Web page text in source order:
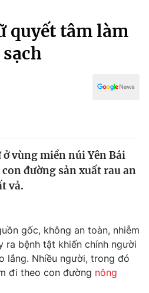
quyết tâm làm
vùng miền núi Yên Bái
đường sản xuất rau an
vả.
gốc, không an toàn, nhiễm
ra bệnh tật khiến chính người
lắng. Nhiều người, trong đó
đi theo con đường nông